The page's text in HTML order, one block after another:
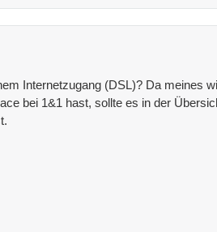
Internetzugang (DSL)? Da meines
bei 1&1 hast, sollte es in der